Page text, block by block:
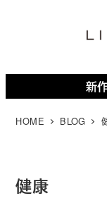
テ
動
新
HOME BLOG
健康